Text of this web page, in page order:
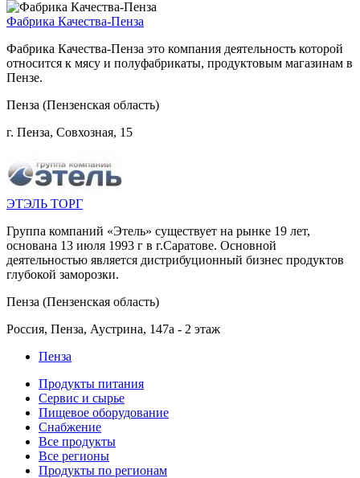
Фабрика Качества-Пенза
Фабрика Качества-Пенза это компания деятельность которой
относится к мясу и полуфабрикаты, продуктовым магазинам в
Пензе.
Пенза (Пензенская область)
г. Пенза, Совхозная, 15
ЭТЭЛЬ ТОРГ
Группа компаний «Этель» существует на рынке 19 лет,
основана 13 июля 1993 г в г.Саратове. Основной
деятельностью является дистрибуционный бизнес продуктов
глубокой заморозки.
Пенза (Пензенская область)
Россия, Пенза, Аустрина, 147а - 2 этаж
Пенза
Продукты питания
Сервис и сырье
Пищевое оборудование
Снабжение
Все продукты
Все регионы
Продукты по регионам